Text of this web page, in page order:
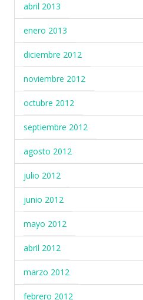
abril 2013
enero 2013
diciembre 2012
noviembre 2012
octubre 2012
septiembre 2012
agosto 2012
julio 2012
junio 2012
mayo 2012
abril 2012
marzo 2012
febrero 2012